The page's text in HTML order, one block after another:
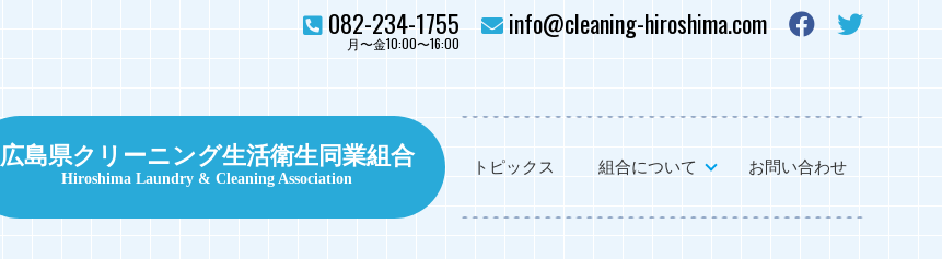
広島県クリーニング生活衛生同業組合
Hiroshima Laundry & Cleaning Association
トピックス 組合について お問い合わせ
082-234-1755
月〜金10:00〜16:00
info@cleaning-hiroshima.com